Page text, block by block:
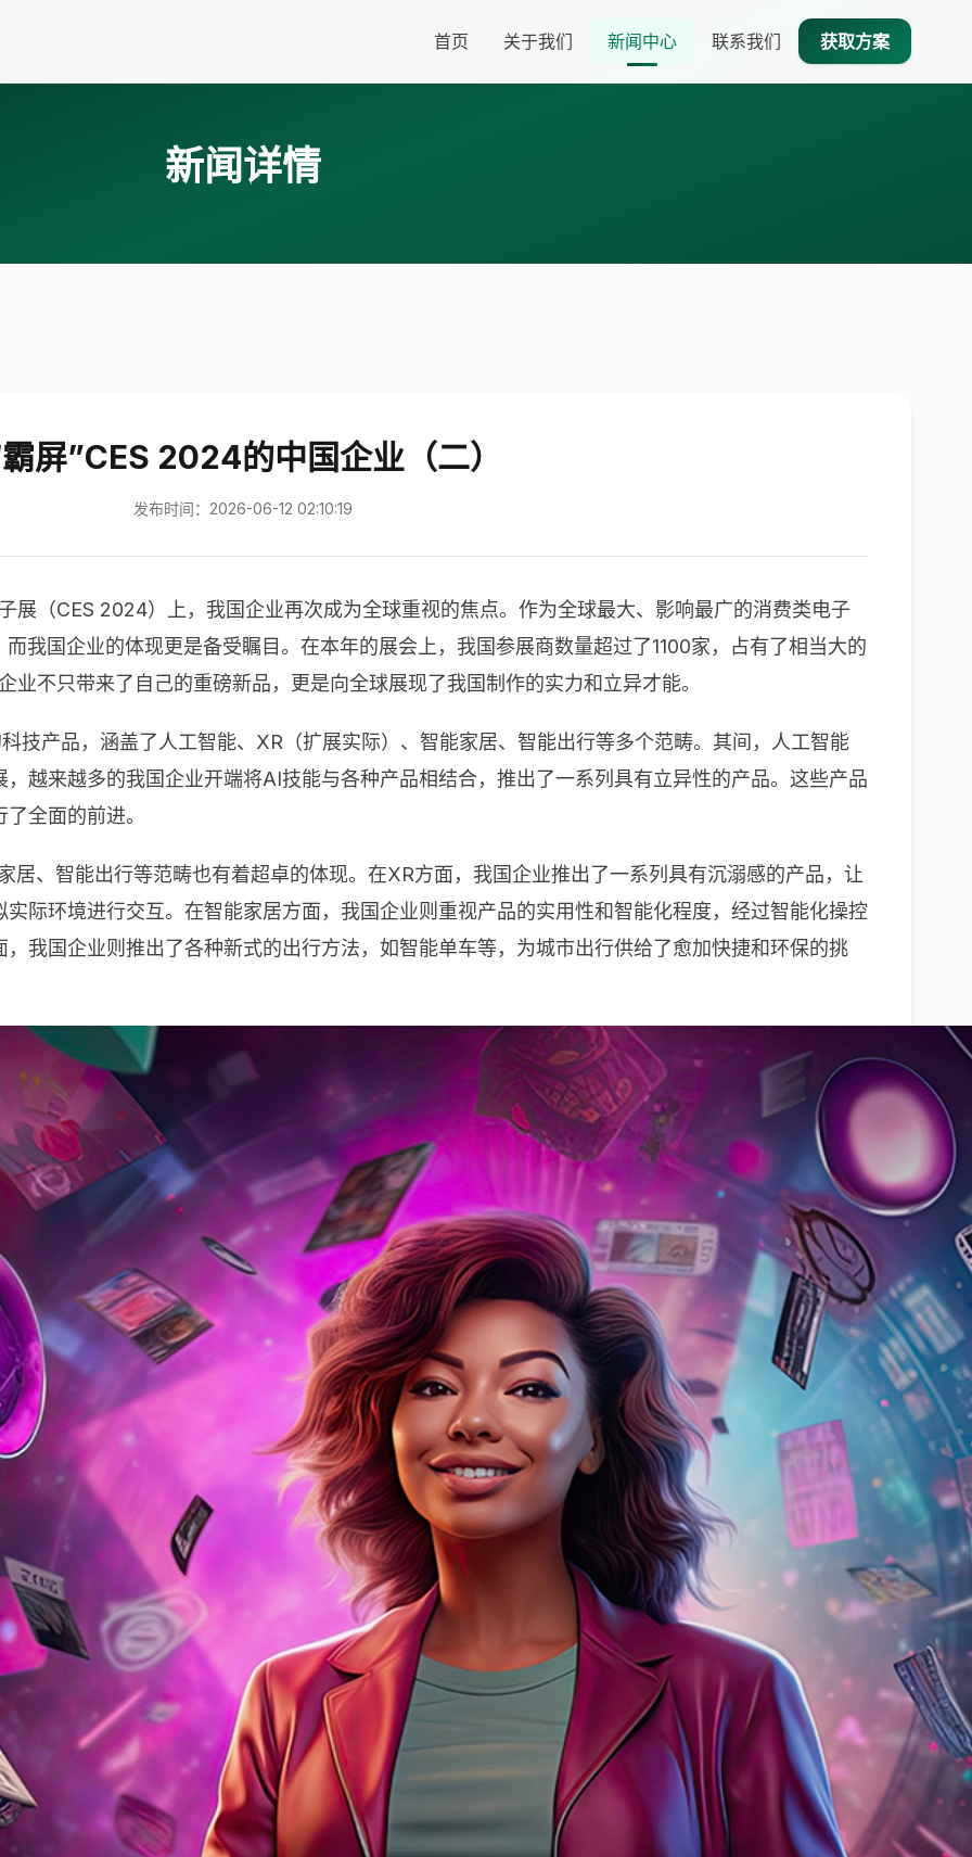
首页 关于我们 新闻中心 联系我们 获取方案
新闻详情
屏”CES 2024的中国企业（二）
发布时间：2026-06-12 02:10:19
展（CES 2024）上，我国企业再次成为全球重视的焦点。作为全球最大、影响最广的消费类电子
我国企业的体现更是备受瞩目。在本年的展会上，我国参展商数量超过了1100家，占有了相当大的
不只带来了自己的重磅新品，更是向全球展现了我国制作的实力和立异才能。
技产品，涵盖了人工智能、XR（扩展实际）、智能家居、智能出行等多个范畴。其间，人工智能
越来越多的我国企业开端将AI技能与各种产品相结合，推出了一系列具有立异性的产品。这些产品
全面的前进。
居、智能出行等范畴也有着超卓的体现。在XR方面，我国企业推出了一系列具有沉溺感的产品，让
际环境进行交互。在智能家居方面，我国企业则重视产品的实用性和智能化程度，经过智能化操控
我国企业则推出了各种新式的出行方法，如智能单车等，为城市出行供给了愈加快捷和环保的挑